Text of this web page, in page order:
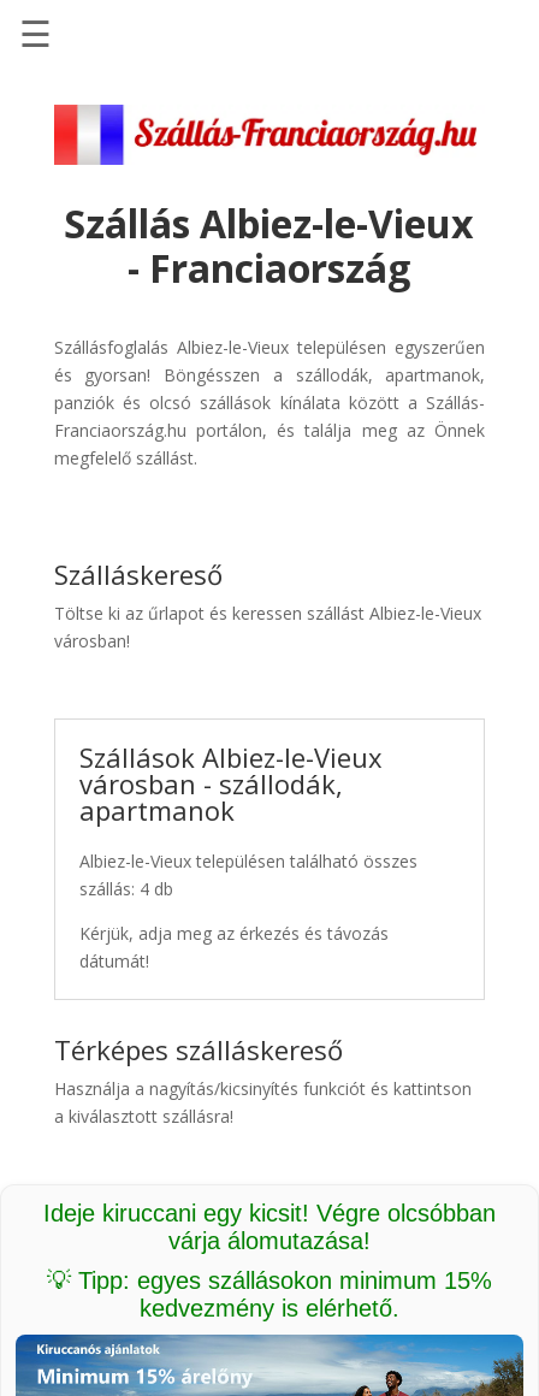
Szállások
Repülőjegy
pénzvisszatérítéssel
Discover
Cars
Transzfer
☰
Szállás Albiez-le-Vieux
- Franciaország
Szállásfoglalás Albiez-le-Vieux településen egyszerűen
és gyorsan! Böngésszen a szállodák, apartmanok,
panziók és olcsó szállások kínálata között a Szállás-
Franciaország.hu portálon, és találja meg az Önnek
megfelelő szállást.
Szálláskereső
Töltse ki az űrlapot és keressen szállást Albiez-le-Vieux
városban!
Szállások Albiez-le-Vieux
városban - szállodák,
apartmanok
Albiez-le-Vieux településen található összes
szállás: 4 db
Kérjük, adja meg az érkezés és távozás
dátumát!
Térképes szálláskereső
Használja a nagyítás/kicsinyítés funkciót és kattintson
a kiválasztott szállásra!
Ideje kiruccani egy kicsit! Végre olcsóbban
várja álomutazása!
💡 Tipp: egyes szállásokon minimum 15%
kedvezmény is elérhető.